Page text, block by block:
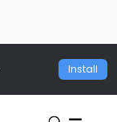
Install